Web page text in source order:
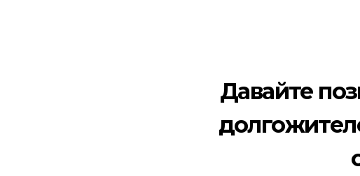
Давайте